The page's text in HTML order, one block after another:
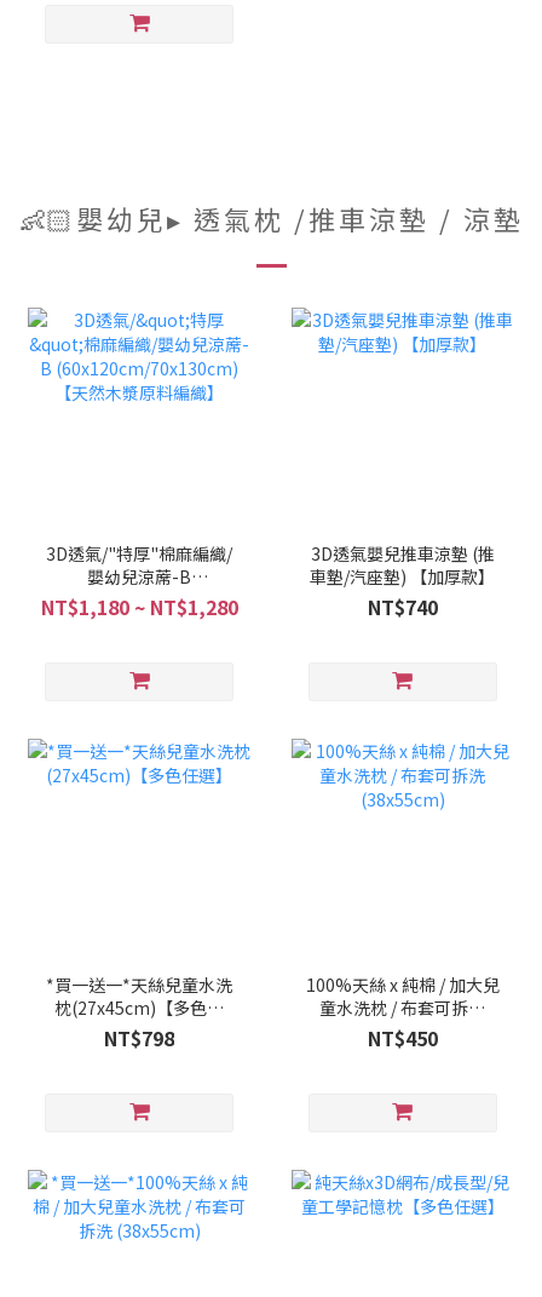
👶🏻嬰幼兒▸ 透氣枕 /推車涼墊 / 涼墊
3D透氣/"特厚"棉麻編織/
嬰幼兒涼蓆-B
(60x120cm/70x130cm)
【天然木漿原料編織】
NT$1,180 ~ NT$1,280
3D透氣嬰兒推車涼墊 (推
車墊/汽座墊) 【加厚款】
NT$740
*買一送一*天絲兒童水洗
枕(27x45cm)【多色任
選】
NT$798
100%天絲 x 純棉 / 加大兒
童水洗枕 / 布套可拆洗
(38x55cm)
NT$450